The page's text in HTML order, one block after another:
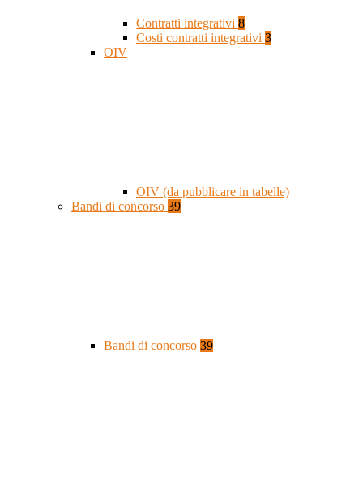
Contratti integrativi 8
Costi contratti integrativi 3
OIV
OIV (da pubblicare in tabelle)
Bandi di concorso 39
Bandi di concorso 39